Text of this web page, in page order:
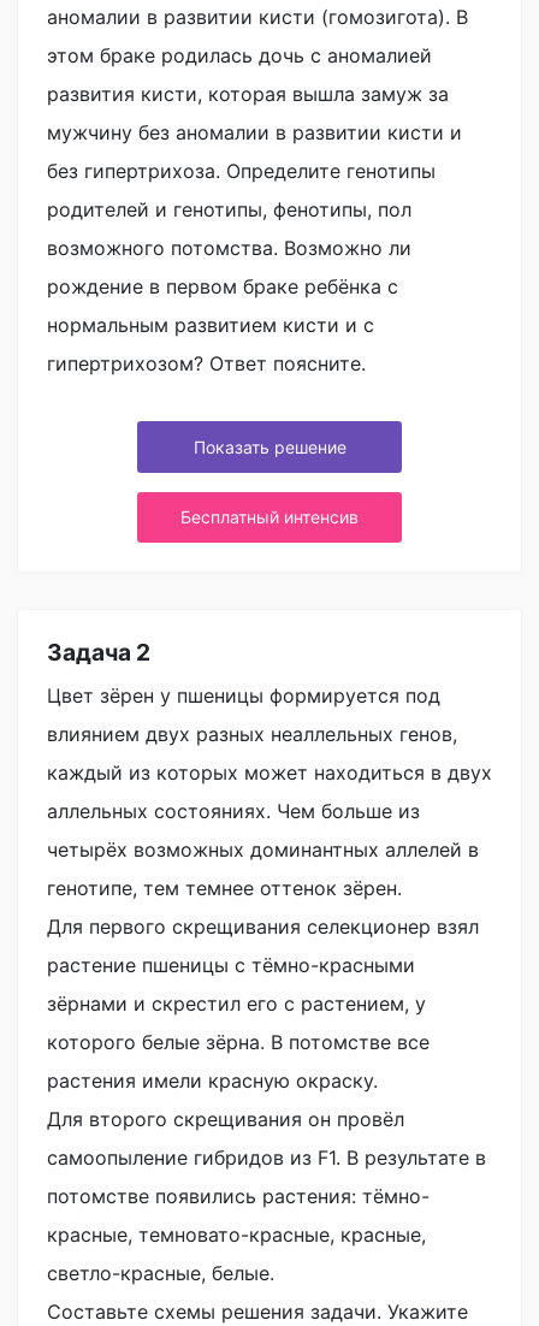
аномалии в развитии кисти (гомозигота). В
этом браке родилась дочь с аномалией
развития кисти, которая вышла замуж за
мужчину без аномалии в развитии кисти и
без гипертрихоза. Определите генотипы
родителей и генотипы, фенотипы, пол
возможного потомства. Возможно ли
рождение в первом браке ребёнка с
нормальным развитием кисти и с
гипертрихозом? Ответ поясните.
Показать решение
Бесплатный интенсив
Задача 2
Цвет зёрен у пшеницы формируется под
влиянием двух разных неаллельных генов,
каждый из которых может находиться в двух
аллельных состояниях. Чем больше из
четырёх возможных доминантных аллелей в
генотипе, тем темнее оттенок зёрен.
Для первого скрещивания селекционер взял
растение пшеницы с тёмно-красными
зёрнами и скрестил его с растением, у
которого белые зёрна. В потомстве все
растения имели красную окраску.
Для второго скрещивания он провёл
самоопыление гибридов из F1. В результате в
потомстве появились растения: тёмно-
красные, темновато-красные, красные,
светло-красные, белые.
Составьте схемы решения задачи. Укажите